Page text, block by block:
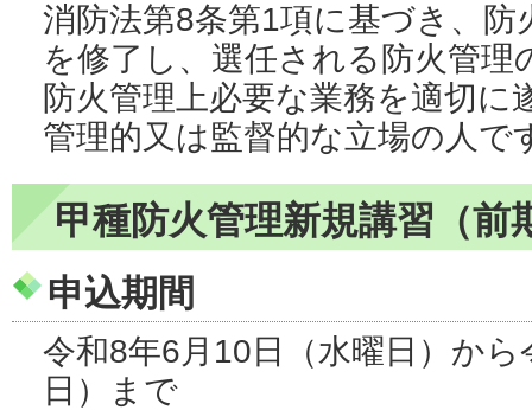
消防法第8条第1項に基づき、
を修了し、選任される防火管理
防火管理上必要な業務を適切
管理的又は監督的な立場の人で
甲種防火管理新規講習（前
申込期間
令和8年6月10日（水曜日）か
日）まで